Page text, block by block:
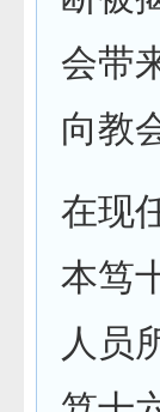
会带
向教
在现
本笃
人员